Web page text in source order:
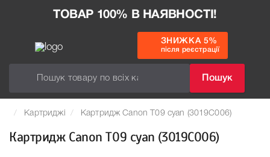
ТОВАР 100% В НАЯВНОСТІ!
Пошук
ЗНИЖКА 5%
після реєстрації
Картриджі Картридж Canon T09 cyan (3019C006)
Картридж Canon T09 cyan (3019C006)